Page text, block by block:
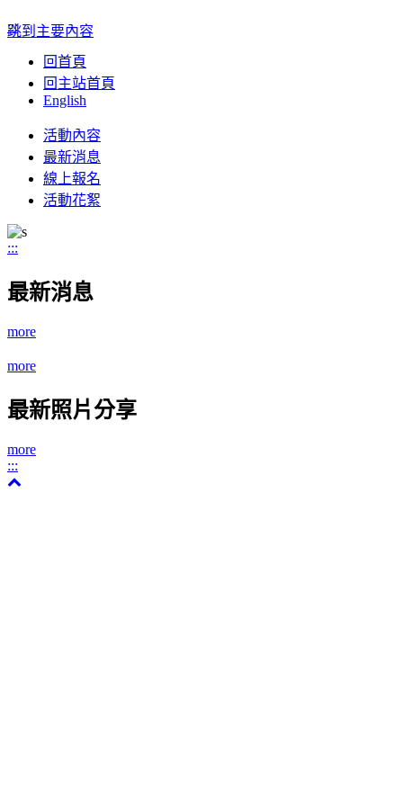
跳到主要內容
:::
回首頁
回主站首頁
English
Toggle
navigation
活動內容
最新消息
線上報名
活動花絮
:::
最新消息
more
more
最新照片分享
more
:::